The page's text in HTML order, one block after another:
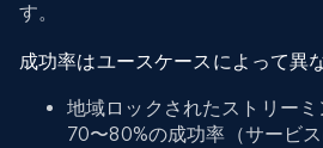
す。
成功率はユースケースによって異
地域ロックされたストリーミ
70〜80%の成功率（サービス